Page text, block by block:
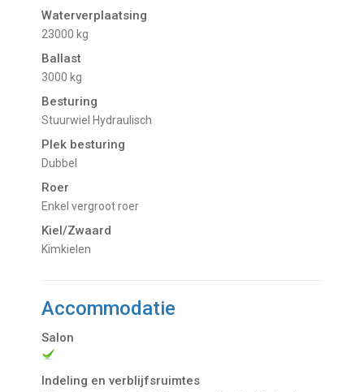
Waterverplaatsing
23000 kg
Ballast
3000 kg
Besturing
Stuurwiel Hydraulisch
Plek besturing
Dubbel
Roer
Enkel vergroot roer
Kiel/Zwaard
Kimkielen
Accommodatie
Salon
Indeling en verblijfsruimtes